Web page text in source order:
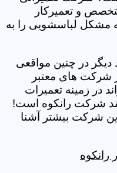
و تعمیرکار
مشکل لباسشویی را به
در چنین مواقعی
های معتبر
در زمینه تعمیرات
شرکت رانکوه است!
شرکت بیشتر آشنا
رانکوه